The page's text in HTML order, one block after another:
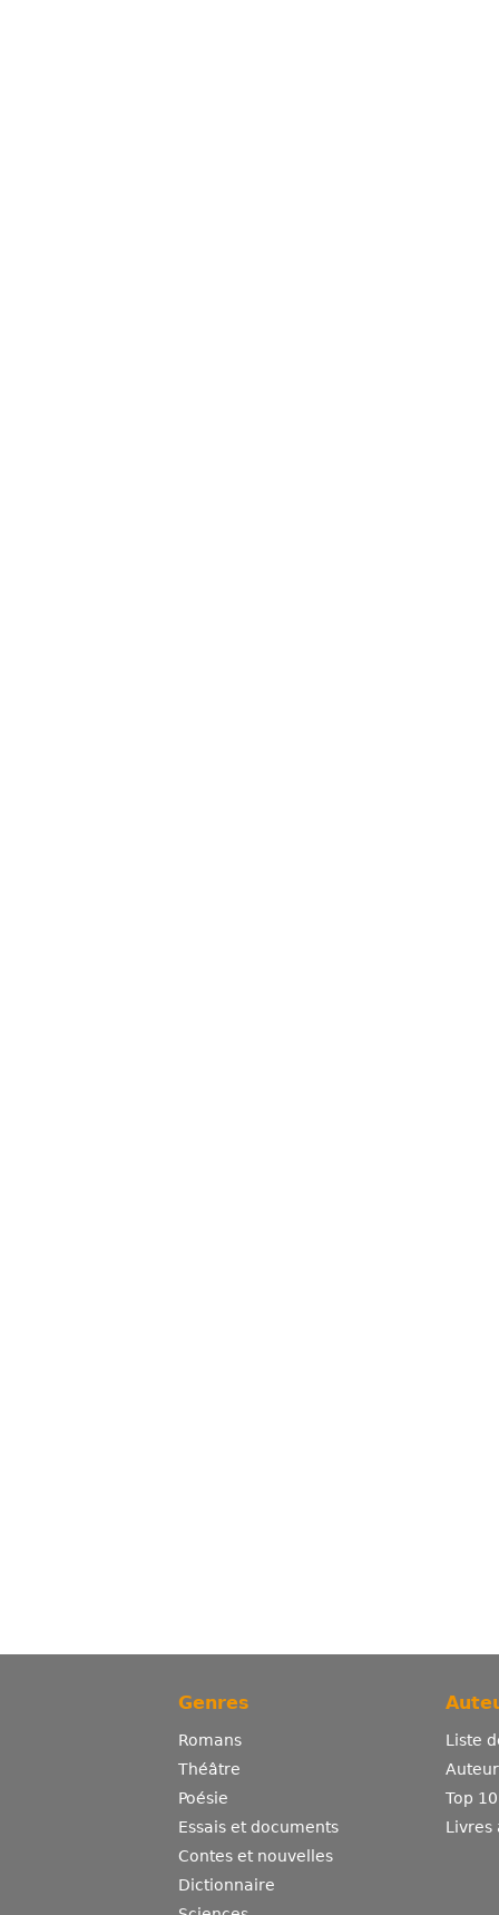
Genres
Romans
Théâtre
Poésie
Essais et documents
Contes et nouvelles
Dictionnaire
Liste
Top
Livres